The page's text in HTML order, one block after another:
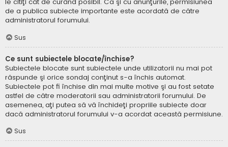
de a publica subiecte importante este acordată de către
administratorul forumului.
Sus
Ce sunt subiectele blocate/închise?
Subiectele blocate sunt subiectele unde utilizatorii nu mai pot
răspunde şi orice sondaj conţinut s-a închis automat.
Subiectele pot fi închise din mai multe motive şi au fost setate
astfel de către moderatorii sau administratorii forumului. De
asemenea, aţi putea să vă închideţi propriile subiecte doar
dacă administratorul forumului v-a acordat această permisiune.
Sus